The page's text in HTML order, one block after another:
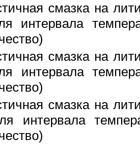
смазка на
интервала
смазка на
интервала
смазка на
интервала